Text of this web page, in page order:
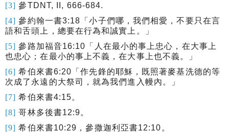
[3] 參TDNT, II, 666-684.
[4] 參約翰一書3:18 「小子們哪，我們相愛，不要只在言
語和舌頭上，總要在行為和誠實上。」
[5] 參路加福音16:10 「人在最小的事上忠心，在大事上
也忠心；在最小的事上不義，在大事上也不義。」
[6] 希伯來書6:20 「作先鋒的耶穌，既照著麥基洗德的等
次成了永遠的大祭司，就為我們進入幔內。」
[7] 希伯來書4:15。
[8] 哥林多後書12:9。
[9] 希伯來書10:29 ，參撒迦利亞書12:10 。